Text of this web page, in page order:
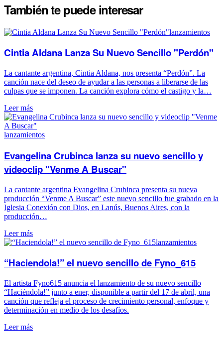
También te puedeinteresar
lanzamientos
Cintia Aldana Lanza Su Nuevo Sencillo "Perdón"
La cantante argentina, Cintia Aldana, nos presenta “Perdón”. La
canción nace del deseo de ayudar a las personas a liberarse de las
culpas que se imponen. La canción explora cómo el castigo y la…
Leer más
lanzamientos
Evangelina Crubinca lanza su nuevo sencillo y
videoclip "Venme A Buscar"
La cantante argentina Evangelina Crubinca presenta su nueva
producción “Venme A Buscar” este nuevo sencillo fue grabado en la
Iglesia Conexión con Dios, en Lanús, Buenos Aires, con la
producción…
Leer más
lanzamientos
“Haciendola!” el nuevo sencillo de Fyno_615
El artista Fyno615 anuncia el lanzamiento de su nuevo sencillo
“Haciéndola!” junto a ener, disponible a partir del 17 de abril, una
canción que refleja el proceso de crecimiento personal, enfoque y
determinación en medio de los desafíos.
Leer más